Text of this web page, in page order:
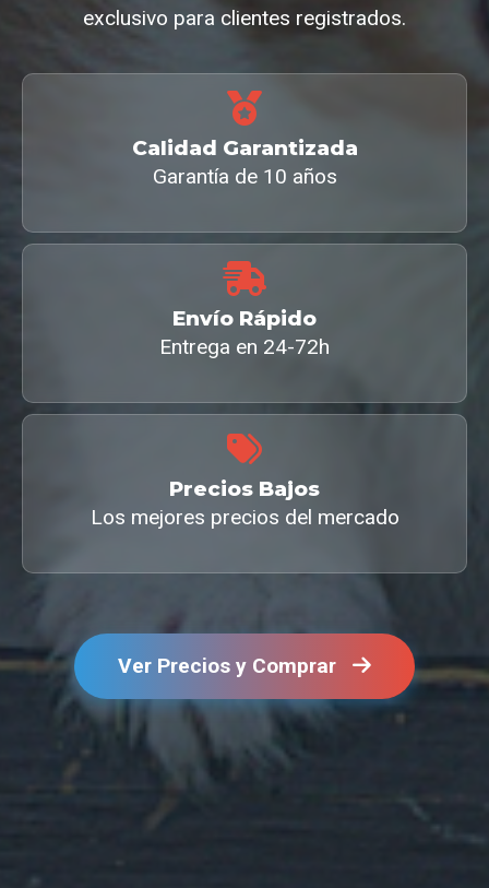
exclusivo para clientes registrados.
Calidad Garantizada
Garantía de 10 años
Envío Rápido
Entrega en 24-72h
Precios Bajos
Los mejores precios del mercado
Ver Precios y Comprar